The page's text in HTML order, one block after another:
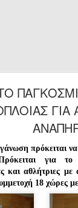
πρόκειται
για το
και αθλήτριες
18 χώρες